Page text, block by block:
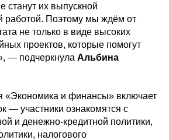
станут их выпускной
работой. Поэтому мы ждём от
не только в виде высоких
проектов, которые помогут
— подчеркнула Альбина
«Экономика и финансы» включает
— участники ознакомятся с
и денежно-кредитной политики,
налогового